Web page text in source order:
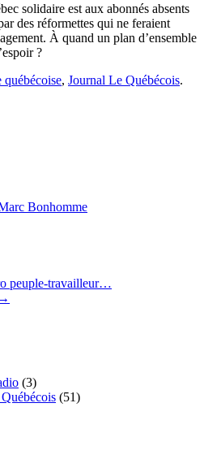
solidaire est aux abonnés absents
des réformettes qui ne feraient
À quand un plan d’ensemble
?
, Journal Le Québécois.
Bonhomme
peuple-travailleur…
→
(3)
(51)